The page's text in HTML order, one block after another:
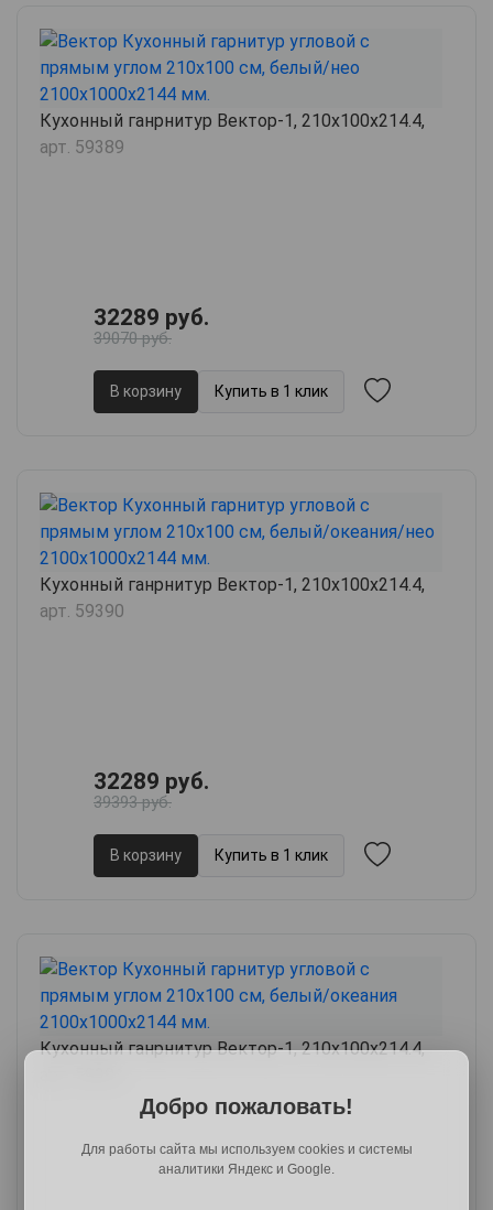
Кухонный ганрнитур Вектор-1, 210х100х214.4,
арт. 59389
32289 руб.
39070 руб.
В корзину Купить в 1 клик
Кухонный ганрнитур Вектор-1, 210х100х214.4,
арт. 59390
32289 руб.
39393 руб.
В корзину Купить в 1 клик
Кухонный ганрнитур Вектор-1, 210х100х214.4,
Добро пожаловать!
Для работы сайта мы используем cookies и системы
аналитики Яндекс и Google.